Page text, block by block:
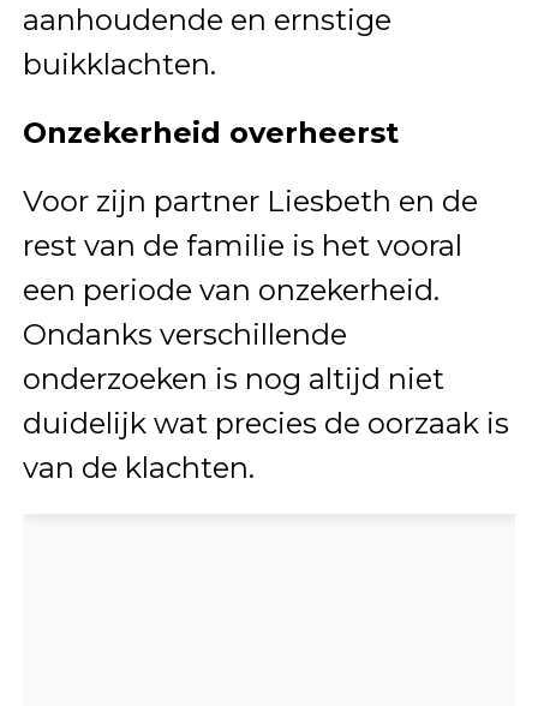
aanhoudende en ernstige
buikklachten.
Onzekerheid overheerst
Voor zijn partner Liesbeth en de
rest van de familie is het vooral
een periode van onzekerheid.
Ondanks verschillende
onderzoeken is nog altijd niet
duidelijk wat precies de oorzaak is
van de klachten.